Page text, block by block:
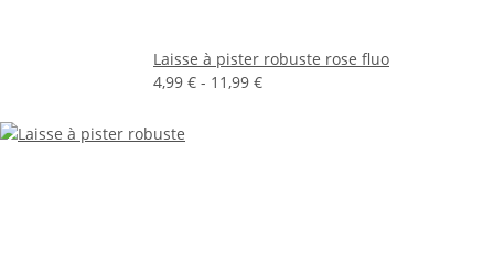
Laisse à pister robuste rose fluo
4,99 € - 11,99 €